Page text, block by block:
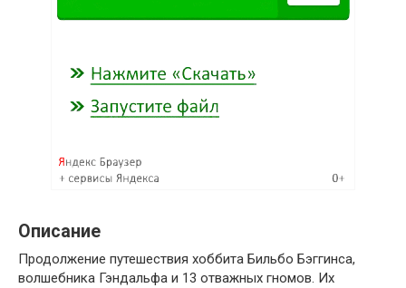
Описание
Продолжение путешествия хоббита Бильбо Бэггинса,
волшебника Гэндальфа и 13 отважных гномов. Их